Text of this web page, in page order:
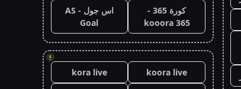
كورة 365 -
kooora 365
اس جول - AS
Goal
!
koora live
kora live